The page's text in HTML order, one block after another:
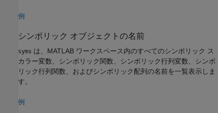
例
シンボリック オブジェクトの名前
syms は、MATLAB ワークスペース内のすべてのシンボリック ス
カラー変数、シンボリック関数、シンボリック行列変数、シンボ
リック行列関数、およびシンボリック配列の名前を一覧表示しま
す。
例